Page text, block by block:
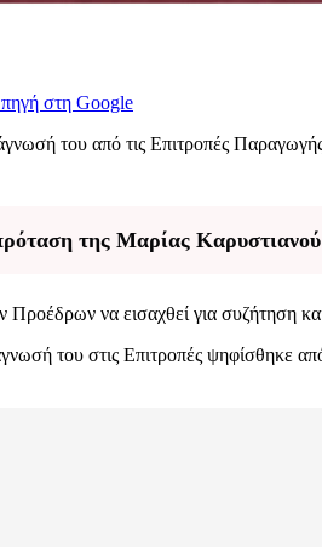
στη Google
του από τις Επιτροπές
της Μαρίας Καρυστιανού
Προέδρων να εισαχθεί για συζήτηση
του στις Επιτροπές ψηφίσθηκε